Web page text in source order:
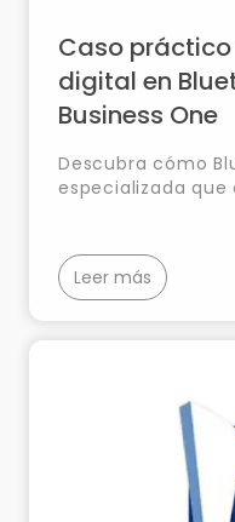
Caso
digital en
Business One
Descubra cómo
especializada
implantación de
aumentando la
Leer más